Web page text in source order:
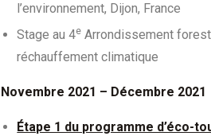
l’environnement, Dijon, France
Stage au 4e Arrondissement
réchauffement climatique
Novembre 2021 – Décembre 2021
Étape 1 du programme d’éco-